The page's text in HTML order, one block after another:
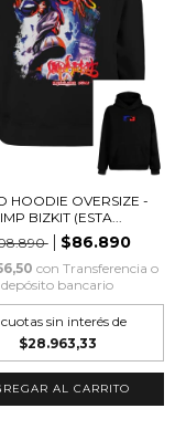
HOODIE OVERSIZE -
BIZKIT (ESTA...
$86.890
con Transferencia o
depósito bancario
cuotas sin interés de
$28.963,33
AL CARRITO